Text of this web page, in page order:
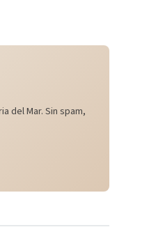
del Mar. Sin spam,